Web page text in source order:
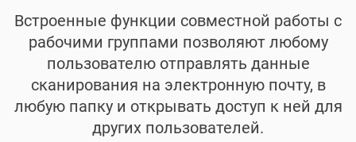
Встроенные функции совместной работы с
рабочими группами позволяют любому
пользователю отправлять данные
сканирования на электронную почту, в
любую папку и открывать доступ к ней для
других пользователей.